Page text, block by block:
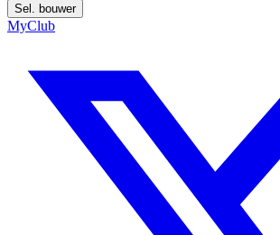
Sel. bouwer
MyClub